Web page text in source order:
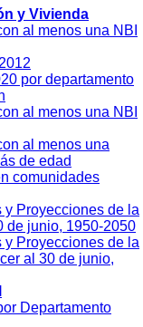
y Vivienda
al menos una NBI
por departamento
al menos una NBI
al menos una
de edad
comunidades
y Proyecciones de la
de junio, 1950-2050
y Proyecciones de la
al 30 de junio,
Departamento